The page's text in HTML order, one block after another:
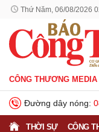
Thứ Năm, 06/08/2026
CÔNG THƯƠNG MEDIA
Đường dây nóng:
THỜI SỰ CÔNG